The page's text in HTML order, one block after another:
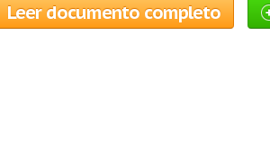
Leer documento completo